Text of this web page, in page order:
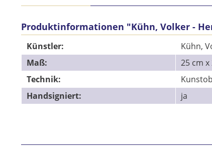
Produktinformationen "Kühn, Volker -
Künstler:
Kühn,
Maß:
25 cm
Technik:
Handsigniert:
ja